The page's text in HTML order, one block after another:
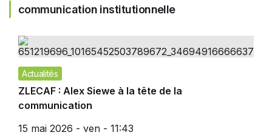
communication institutionnelle
Actualités
ZLECAF : Alex Siewe à la tête de la
communication
15 mai 2026 - ven - 11:43